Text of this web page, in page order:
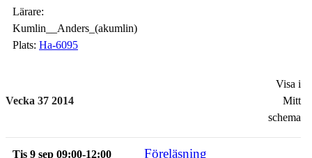
Lärare:
Kumlin__Anders_(akumlin)
Plats: Ha-6095
Vecka 37 2014
Visa i
Mitt
schema
Tis 9 sep 09:00-12:00 Föreläsning